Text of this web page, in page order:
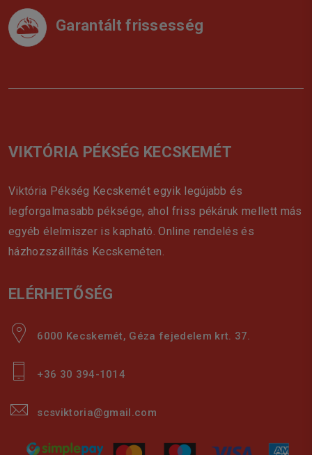
Garantált frissesség
VIKTÓRIA PÉKSÉG KECSKEMÉT
Viktória Pékség Kecskemét egyik legújabb és
legforgalmasabb péksége, ahol friss pékáruk mellett más
egyéb élelmiszer is kapható. Online rendelés és
házhozszállítás Kecskeméten.
ELÉRHETŐSÉG
6000 Kecskemét, Géza fejedelem krt. 37.
+36 30 394-1014
scsviktoria@gmail.com